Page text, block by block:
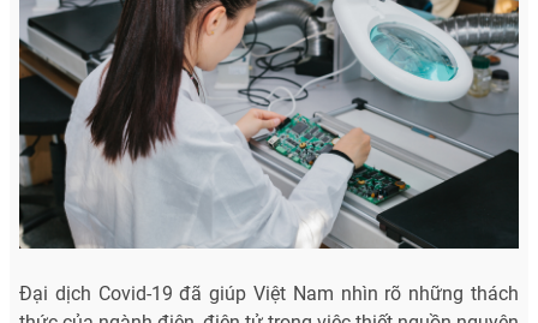
Đại dịch Covid-19 đã giúp Việt Nam nhìn rõ những thách